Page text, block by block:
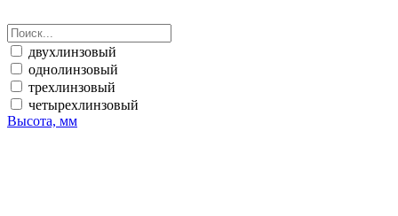
двухлинзовый
однолинзовый
трехлинзовый
четырехлинзовый
Высота, мм